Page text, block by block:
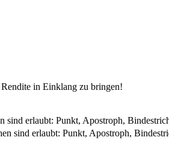
in Einklang zu bringen!
sind erlaubt: Punkt, Apostroph,
sind erlaubt: Punkt, Apostroph,